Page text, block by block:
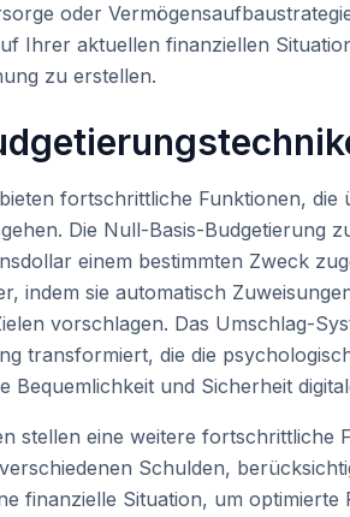
oder
Ihrer aktuellen finanziellen
zu erstellen.
fortschrittliche Funktionen, die
Die Null-Basis-Budgetierung
einem bestimmten Zweck
indem sie automatisch
vorschlagen. Das Umschlag-
transformiert, die die
Bequemlichkeit und Sicherheit
stellen eine weitere fortschrittliche
Schulden,
finanzielle Situation, um